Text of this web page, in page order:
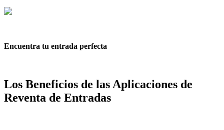
Encuentra tu entrada perfecta
Los Beneficios de las Aplicaciones de
Reventa de Entradas